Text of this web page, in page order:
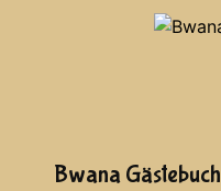
Bwana Gästebuch